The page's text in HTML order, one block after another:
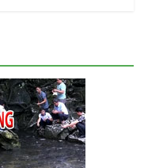
bán tập vở học sinh
tín được đánh giá
Vở học sinh 96 trang
đại lý lớn có tiếng ở